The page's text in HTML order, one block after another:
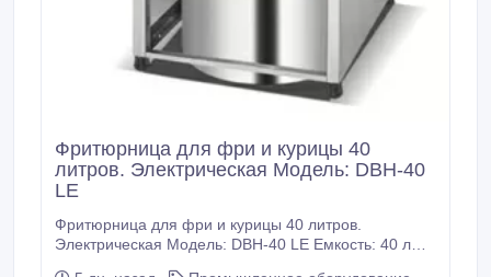
Фритюрница для фри и курицы 40
литров. Электрическая Модель: DBH-40
LE
Фритюрница для фри и курицы 40 литров.
Электрическая Модель: DBH-40 LE Емкость: 40 л